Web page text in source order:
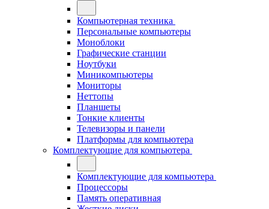
Компьютерная техника
Персональные компьютеры
Моноблоки
Графические станции
Ноутбуки
Миникомпьютеры
Мониторы
Неттопы
Планшеты
Тонкие клиенты
Телевизоры и панели
Платформы для компьютера
Комплектующие для компьютера
Комплектующие для компьютера
Процессоры
Память оперативная